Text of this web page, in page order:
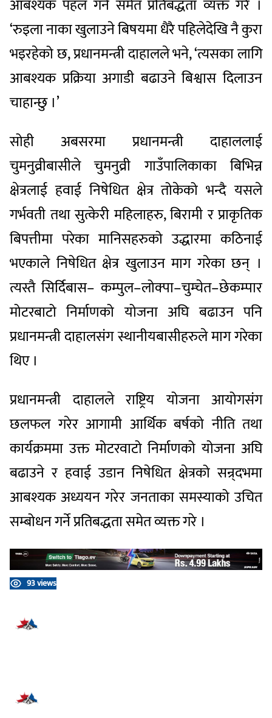
आबश्यक पहल गर्ने समेत प्रतिबद्धता व्यक्त गरे ।
‘रुइला नाका खुलाउने बिषयमा धैरै पहिलेदेखि नै कुरा
भइरहेको छ, प्रधानमन्त्री दाहालले भने, ‘त्यसका लागि
आबश्यक प्रक्रिया अगाडी बढाउने बिश्वास दिलाउन
चाहान्छु ।’
सोही अबसरमा प्रधानमन्त्री दाहाललाई
चुमनुव्रीबासीले चुमनुव्री गाउँपालिकाका बिभिन्न
क्षेत्रलाई हवाई निषेधित क्षेत्र तोकेको भन्दै यसले
गर्भवती तथा सुत्केरी महिलाहरु, बिरामी र प्राकृतिक
बिपत्तीमा परेका मानिसहरुको उद्धारमा कठिनाई
भएकाले निषेधित क्षेत्र खुलाउन माग गरेका छन् ।
त्यस्तै सिर्दिबास– कम्पुल–लोक्पा–चुम्चेत–छेकम्पार
मोटरबाटो निर्माणको योजना अघि बढाउन पनि
प्रधानमन्त्री दाहालसंग स्थानीयबासीहरुले माग गरेका
थिए ।
प्रधानमन्त्री दाहालले राष्ट्रिय योजना आयोगसंग
छलफल गरेर आगामी आर्थिक बर्षको नीति तथा
कार्यक्रममा उक्त मोटरवाटो निर्माणको योजना अघि
बढाउने र हवाई उडान निषेधित क्षेत्रको सन्र्दभमा
आबश्यक अध्ययन गरेर जनताका समस्याको उचित
सम्बोधन गर्ने प्रतिबद्धता समेत व्यक्त गरे ।
93 views